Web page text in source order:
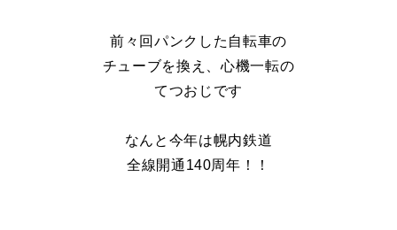
前々回パンクした自転車の
チューブを換え、心機一転の
てつおじです
なんと今年は幌内鉄道
全線開通140周年！！